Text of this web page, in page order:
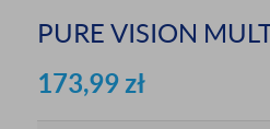
PURE VISION
173,99 zł